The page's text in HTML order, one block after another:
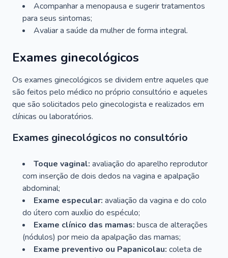
Acompanhar a menopausa e sugerir tratamentos
para seus sintomas;
Avaliar a saúde da mulher de forma integral.
Exames ginecológicos
Os exames ginecológicos se dividem entre aqueles que
são feitos pelo médico no próprio consultório e aqueles
que são solicitados pelo ginecologista e realizados em
clínicas ou laboratórios.
Exames ginecológicos no consultório
Toque vaginal: avaliação do aparelho reprodutor
com inserção de dois dedos na vagina e apalpação
abdominal;
Exame especular: avaliação da vagina e do colo
do útero com auxílio do espéculo;
Exame clínico das mamas: busca de alterações
(nódulos) por meio da apalpação das mamas;
Exame preventivo ou Papanicolau: coleta de